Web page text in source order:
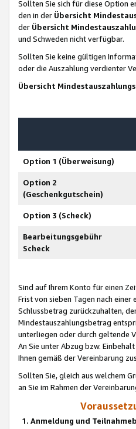
Sollten Sie sich für diese Option
den in der Übersicht
der Übersicht
und Schweden nicht verfügbar.
Sollten Sie keine gültigen
oder die Auszahlung verdienter
Übersicht
Option 1 (Überweisung)
Option 2
(Geschenkgutschein)
Option 3 (Scheck)
Bearbeitungsgebühr
Scheck
Sind auf Ihrem Konto für einen
Frist von sieben Tagen nach
Schlussbetrag zurückzuhalten,
Mindestauszahlungsbetrag
unterliegen oder durch geltende
An Sie unter Abzug bzw.
Ihnen gemäß der Vereinbarung
Sollten Sie, gleich aus welchem
an Sie im Rahmen der
1. Anmeldung und